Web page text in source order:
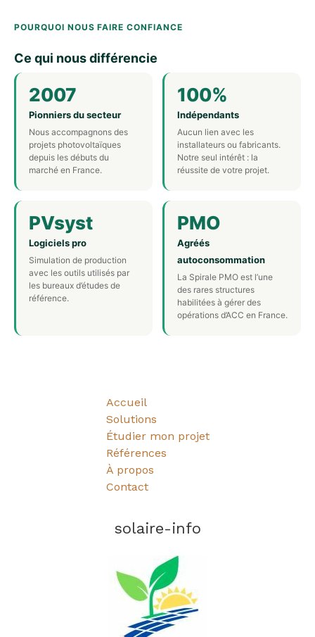
POURQUOI NOUS FAIRE CONFIANCE
Ce qui nous différencie
2007
Pionniers du secteur
Nous accompagnons des
projets photovoltaïques
depuis les débuts du
marché en France.
100%
Indépendants
Aucun lien avec les
installateurs ou fabricants.
Notre seul intérêt : la
réussite de votre projet.
PVsyst
Logiciels pro
Simulation de production
avec les outils utilisés par
les bureaux d’études de
référence.
PMO
Agréés
autoconsommation
La Spirale PMO est l’une
des rares structures
habilitées à gérer des
opérations d’ACC en France.
Accueil
Solutions
Étudier mon projet
Références
À propos
Contact
solaire-info